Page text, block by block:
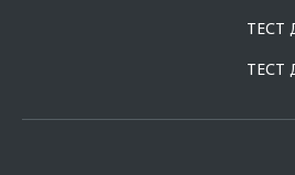
ТЕСТ
ТЕСТ